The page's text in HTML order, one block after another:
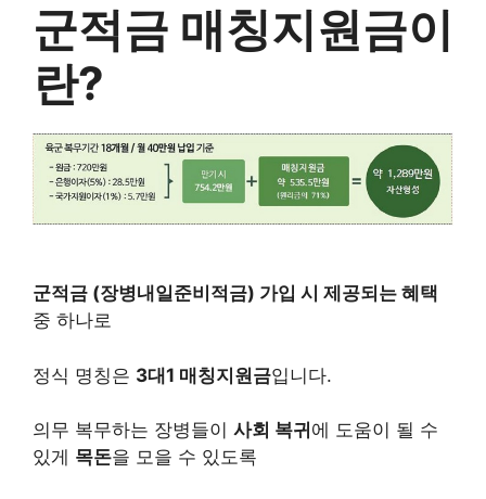
군적금 매칭지원금이
란?
군적금 (장병내일준비적금) 가입 시 제공되는 혜택
중 하나로
정식 명칭은 3대1 매칭지원금입니다.
의무 복무하는 장병들이 사회 복귀 에 도움이 될 수
있게 목돈을 모을 수 있도록